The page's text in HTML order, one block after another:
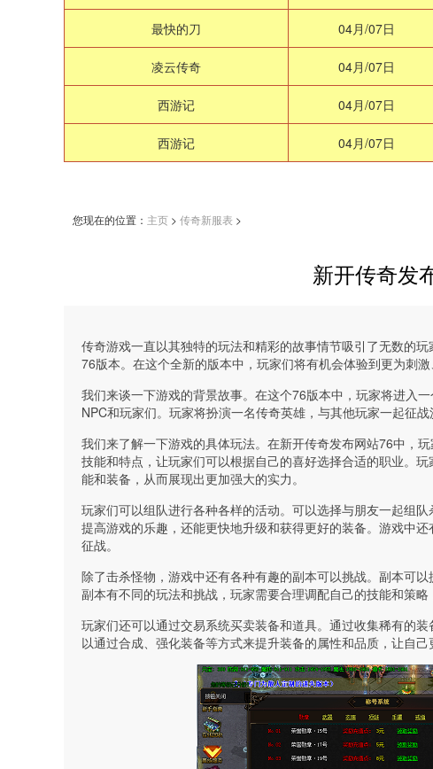
最快的刀 04月/07日
凌云传奇 04月/07日
西游记 04月/07日
西游记 04月/07日
您现在的位置： 主页 > 传奇新服表 >
新开传奇发
传奇游戏一直以其独特的玩法和精彩的故事情节吸引了无数的
76版本。在这个全新的版本中，玩家们将有机会体验到更为刺激
我们来谈一下游戏的背景故事。在这个76版本中，玩家将进入
NPC和玩家们。玩家将扮演一名传奇英雄，与其他玩家一起征
我们来了解一下游戏的具体玩法。在新开传奇发布网站76中，
技能和特点，让玩家们可以根据自己的喜好选择合适的职业。
能和装备，从而展现出更加强大的实力。
玩家们可以组队进行各种各样的活动。可以选择与朋友一起组
提高游戏的乐趣，还能更快地升级和获得更好的装备。游戏中
征战。
除了击杀怪物，游戏中还有各种有趣的副本可以挑战。副本可
副本有不同的玩法和挑战，玩家需要合理调配自己的技能和策
玩家们还可以通过交易系统买卖装备和道具。通过收集稀有的
以通过合成、强化装备等方式来提升装备的属性和品质，让自己